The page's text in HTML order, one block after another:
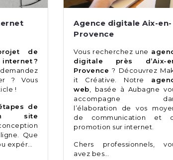
de
?
? Vous
!
de
site
Que
expér…
Agence digitale Aix-en-
Provence
Vous recherchez une
digitale près d’Aix-
Provence ? Découvrez
it Créative. Notre
web, basée à Aubagne
accompagne
l’élaboration de vos
de communication et
promotion sur internet.
Chers professionnels,
avez bes…